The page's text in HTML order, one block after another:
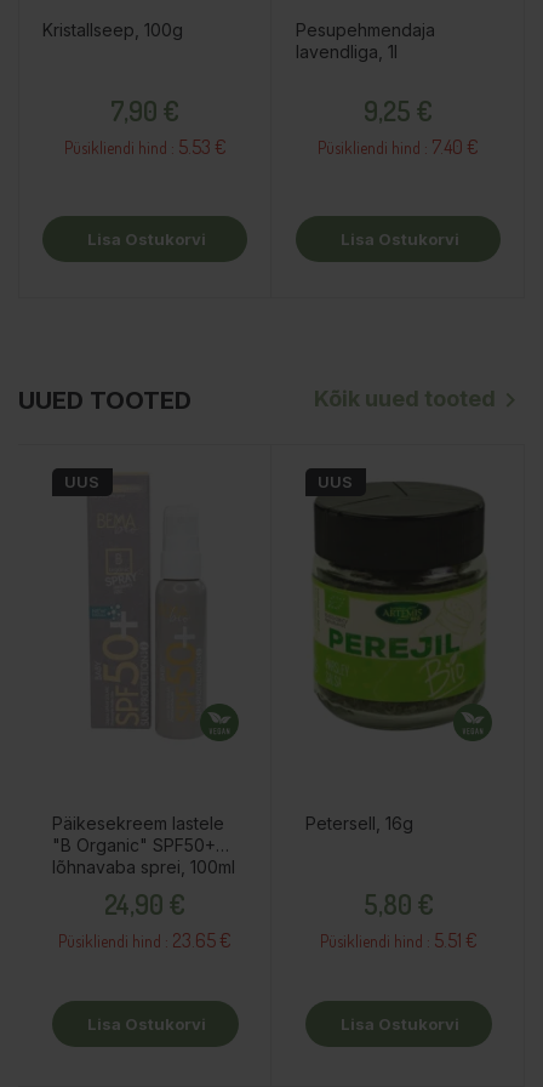
Kristallseep, 100g
7,90 €
Püsikliendi hind : 5.53 €
Lisa Ostukorvi
Pesupehmendaja
lavendliga, 1l
9,25 €
Püsikliendi hind : 7.40 €
Lisa Ostukorvi
UUED TOOTED Kõik uued tooted 
UUS
Päikesekreem lastele
"B Organic" SPF50+
lõhnavaba sprei, 100ml
24,90 €
Püsikliendi hind : 23.65 €
Lisa Ostukorvi
UUS
Petersell, 16g
5,80 €
Püsikliendi hind : 5.51 €
Lisa Ostukorvi